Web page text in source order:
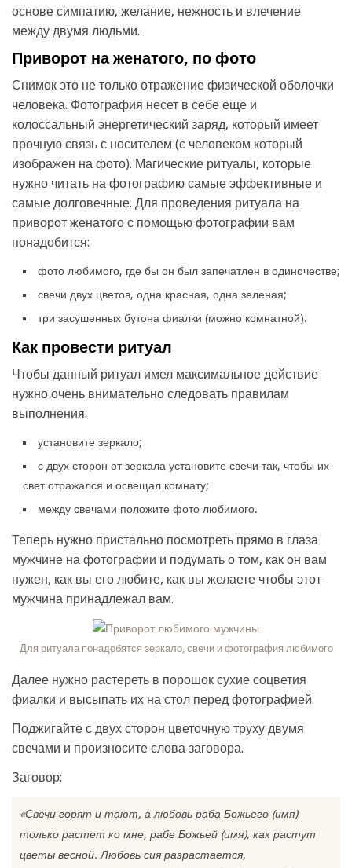
основе симпатию, желание, нежность и влечение
между двумя людьми.
Приворот на женатого, по фото
Снимок это не только отражение физической оболочки
человека. Фотография несет в себе еще и
колоссальный энергетический заряд, который имеет
прочную связь с носителем (с человеком который
изображен на фото). Магические ритуалы, которые
нужно читать на фотографию самые эффективные и
самые долговечные. Для проведения ритуала на
приворот женатого с помощью фотографии вам
понадобится:
фото любимого, где бы он был запечатлен в одиночестве;
свечи двух цветов, одна красная, одна зеленая;
три засушенных бутона фиалки (можно комнатной).
Как провести ритуал
Чтобы данный ритуал имел максимальное действие
нужно очень внимательно следовать правилам
выполнения:
установите зеркало;
с двух сторон от зеркала установите свечи так, чтобы их
свет отражался и освещал комнату;
между свечами положите фото любимого.
Теперь нужно пристально посмотреть прямо в глаза
мужчине на фотографии и подумать о том, как он вам
нужен, как вы его любите, как вы желаете чтобы этот
мужчина принадлежал вам.
Для ритуала понадобятся зеркало, свечи и фотография любимого
Далее нужно растереть в порошок сухие соцветия
фиалки и высыпать их на стол перед фотографией.
Поджигайте с двух сторон цветочную труху двумя
свечами и произносите слова заговора.
Заговор:
«Свечи горят и тают, а любовь раба Божьего (имя)
только растет ко мне, рабе Божьей (имя), как растут
цветы весной. Любовь сия разрастается,